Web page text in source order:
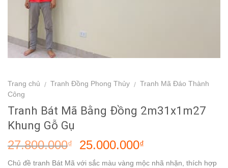
Trang chủ / Tranh Đồng Phong Thủy / Tranh Mã Đáo Thành
Công
Tranh Bát Mã Bằng Đồng 2m31x1m27
Khung Gỗ Gụ
27.800.000₫ 25.000.000₫
Chủ đề tranh Bát Mã với sắc màu vàng mộc nhã nhặn, thích hợp